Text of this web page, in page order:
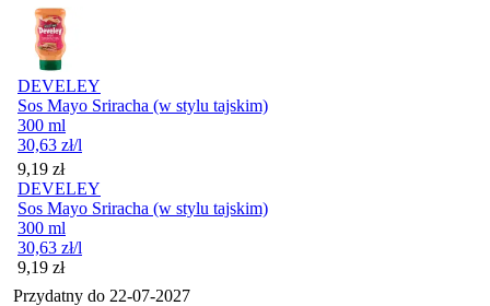
DEVELEY
Sos Mayo Sriracha (w stylu tajskim)
300 ml
30,63 zł/l
Cena
9,19 zł
DEVELEY
Sos Mayo Sriracha (w stylu tajskim)
300 ml
30,63 zł/l
Cena
9,19 zł
Przydatny do 22-07-2027